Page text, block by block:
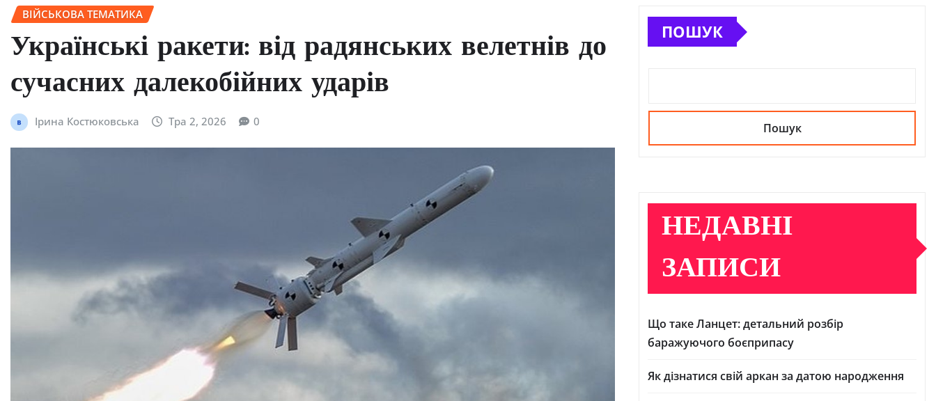
ВІЙСЬКОВА ТЕМАТИКА
Українські ракети: від радянських велетнів до
сучасних далекобійних ударів
Ірина Костюковська Тра 2, 2026 0
ПОШУК
Пошук
НЕДАВНІ
ЗАПИСИ
Що таке Ланцет: детальний розбір
баражуючого боєприпасу
Як дізнатися свій аркан за датою народження